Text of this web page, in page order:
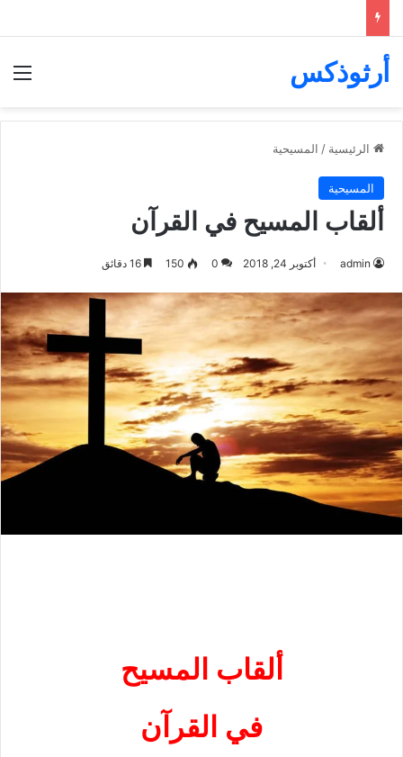
أرثوذكس
الرئيسية / المسيحية
المسيحية
ألقاب المسيح في القرآن
admin أكتوبر 24, 2018 0
150
ألقاب المسيح
في القرآن